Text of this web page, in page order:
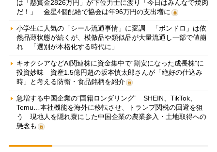
は「懸賞金2826万円」が下位力士に渡り「今日はみんなで焼肉
だ！」 金星4個配給で協会は年96万円の支出増に
小学生に人気の「シール流通事情」に変調 「ボンドロ」は依
然品薄状態が続くが、模倣品や類似品が大量流通し一部で値崩
れ 「選別が本格化する時代に」
キオクシアなどAI関連株に資金集中で“割安になった成長株”に
投資妙味 資産1.5億円超の坂本慎太郎さんが「絶好の仕込み
時」と考える防衛・食品銘柄を紹介
急増する中国企業の“国籍ロンダリング” SHEIN、TikTok、
Temu…本社機能を海外に移転させ、トランプ関税の回避を狙
う 現地人を隠れ蓑にした中国企業の農業参入・土地取得への
懸念も